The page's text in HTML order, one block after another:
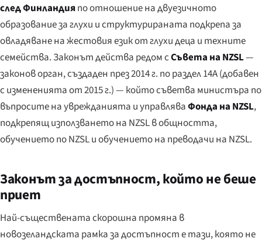
след Финландияпо отношение на двуезичното
образование за глухи и структурираната подкрепа за
овладяване на жестовия език от глухи деца и техните
семейства. Законът действа редом сСъвета на NZSL—
законов орган, създаден през 2014 г. по раздел 14A (добавен
с измененията от 2015 г.) — който съветва министъра по
въпросите на уврежданията и управляваФонда на NZSL,
подкрепящ използването на NZSL в общността,
обучението по NZSL и обучението на преводачи на NZSL.
Законът за достъпност, който не беше
приет
Най-съществената скорошна промяна в
новозеландската рамка за достъпност е тази, коятоне